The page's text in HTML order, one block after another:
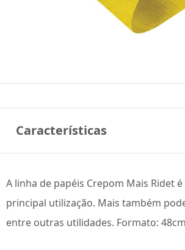
Características
A linha de papéis Crepom Mais Ridet
principal utilização. Mais também
entre outras utilidades. Formato: